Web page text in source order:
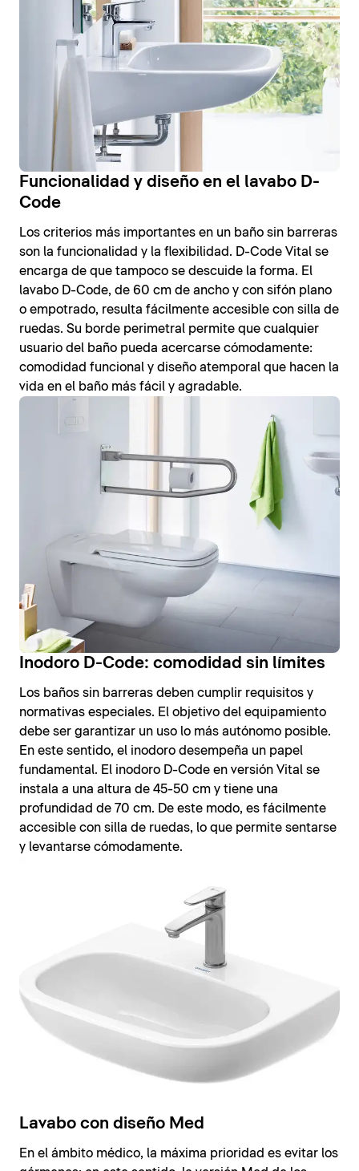
Funcionalidad y diseño en el lavabo D-
Code
Los criterios más importantes en un baño sin barreras
son la funcionalidad y la flexibilidad. D-Code Vital se
encarga de que tampoco se descuide la forma. El
lavabo D-Code, de 60 cm de ancho y con sifón plano
o empotrado, resulta fácilmente accesible con silla de
ruedas. Su borde perimetral permite que cualquier
usuario del baño pueda acercarse cómodamente:
comodidad funcional y diseño atemporal que hacen la
vida en el baño más fácil y agradable.
Inodoro D-Code: comodidad sin límites
Los baños sin barreras deben cumplir requisitos y
normativas especiales. El objetivo del equipamiento
debe ser garantizar un uso lo más autónomo posible.
En este sentido, el inodoro desempeña un papel
fundamental. El inodoro D-Code en versión Vital se
instala a una altura de 45-50 cm y tiene una
profundidad de 70 cm. De este modo, es fácilmente
accesible con silla de ruedas, lo que permite sentarse
y levantarse cómodamente.
Lavabo con diseño Med
En el ámbito médico, la máxima prioridad es evitar los